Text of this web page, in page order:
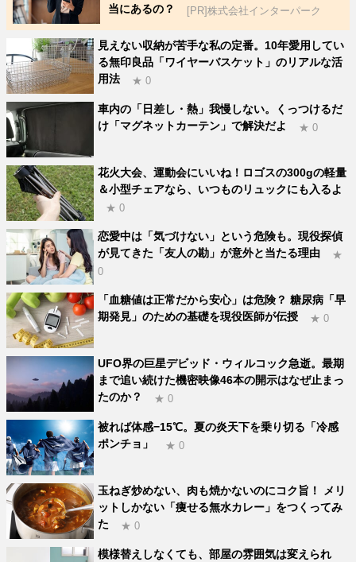
当にあるの？
[PR]株式会社インターパーク
見えない収納が苦手な私の定番。10年愛用してい
る無印良品「ワイヤーバスケット」のリアルな活
用法
★ 0
車内の「日差し・熱」我慢しない。くっつけるだ
け「マグネットカーテン」で解決だよ
★ 0
花火大会、運動会にいいね！ロゴスの300gの軽量
＆小型チェアなら、いつものリュックにも入るよ
★ 0
恋愛中は「気づけない」という危険も。現役探偵
が見てきた「友人の勘」が意外と当たる理由
★
0
「血糖値は正常だから安心」は危険？ 糖尿病「早
期発見」のための基礎を現役医師が伝授
★ 0
UFO界の巨星デビッド・ウィルコック急逝。最期
まで追い続けた機密映像46本の開示はなぜ止まっ
たのか？
★ 0
被れば体感−15℃。夏の炎天下を乗り切る「冷感
ポンチョ」
★ 0
玉ねぎ炒めない、肉も焼かないのにコク旨！ メリ
ットしかない「痩せる無水カレー」をつくってみ
た
★ 0
模様替えしなくても、部屋の雰囲気は変えられ